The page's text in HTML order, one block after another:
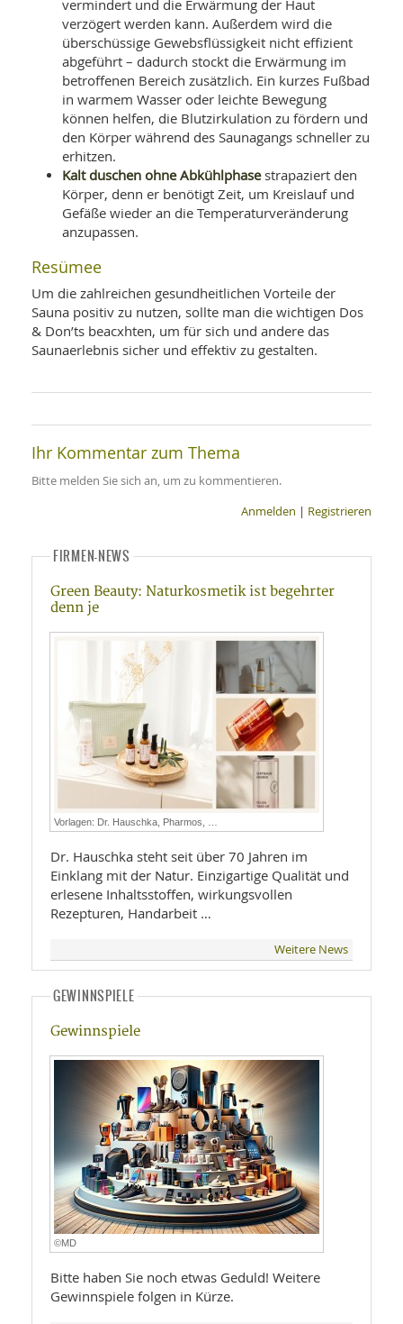
vermindert und die Erwärmung der Haut
verzögert werden kann. Außerdem wird die
überschüssige Gewebsflüssigkeit nicht effizient
abgeführt – dadurch stockt die Erwärmung im
betroffenen Bereich zusätzlich. Ein kurzes Fußbad
in warmem Wasser oder leichte Bewegung
können helfen, die Blutzirkulation zu fördern und
den Körper während des Saunagangs schneller zu
erhitzen.
Kalt duschen ohne Abkühlphasestrapaziert den
Körper, denn er benötigt Zeit, um Kreislauf und
Gefäße wieder an die Temperaturveränderung
anzupassen.
Resümee
Um die zahlreichen gesundheitlichen Vorteile der
Sauna positiv zu nutzen, sollte man die wichtigen Dos
& Don’ts beacxhten, um für sich und andere das
Saunaerlebnis sicher und effektiv zu gestalten.
Ihr Kommentar zum Thema
Bitte melden Sie sich an, um zu kommentieren.
Anmelden | Registrieren
FIRMEN-NEWS
Green Beauty: Naturkosmetik ist begehrter
denn je
Vorlagen: Dr. Hauschka, Pharmos, …
Dr. Hauschka steht seit über 70 Jahren im
Einklang mit der Natur. Einzigartige Qualität und
erlesene Inhaltsstoffen, wirkungsvollen
Rezepturen, Handarbeit …
Weitere News
GEWINNSPIELE
Gewinnspiele
©MD
Bitte haben Sie noch etwas Geduld! Weitere
Gewinnspiele folgen in Kürze.